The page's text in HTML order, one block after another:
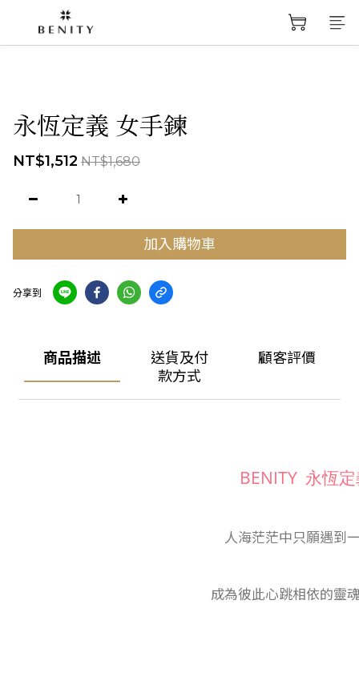
永恆定義 女手鍊
NT$1,512 NT$1,680
加入購物車
分享到
商品描述
送貨及付
款方式
顧客評價
BENITY 永恆
人海茫茫中只願遇到
成為彼此心跳相依的靈